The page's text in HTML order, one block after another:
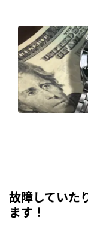
故障していた
ます！